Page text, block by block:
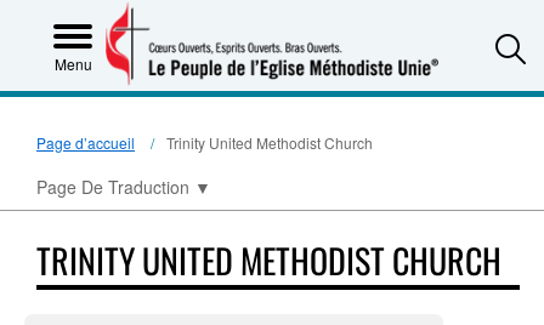
Menu
Page d’accueil Trinity United Methodist Church
Page De Traduction ▼
TRINITY UNITED METHODIST CHURCH